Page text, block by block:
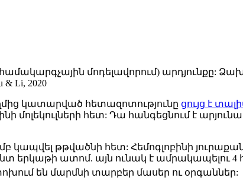
մոդելավորում) արդյունքը: Ձախ
Li, 2020
կատարված հետազոտությունը ցույց է
մոլեկուլների հետ: Դա հանգեցնում է
թթվածնի հետ: Հեմոգլոբինի
երկաթի ատոմ. այն ունակ է ամրակապելու 4
են մարմնի տարբեր մասեր ու օրգաններ: